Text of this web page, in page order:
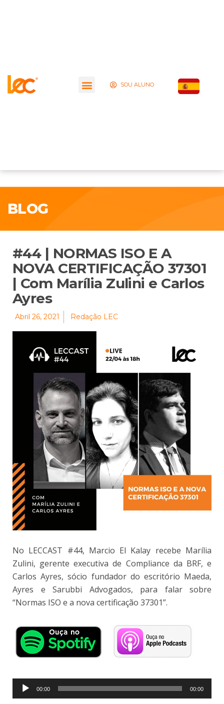
SOU ALUNO
BLOG
#44 | NORMAS ISO E A
NOVA CERTIFICAÇÃO 37301
| Com Marília Zulini e Carlos
Ayres
Abril 26, 2021 Redação LEC
No LECCAST #44, Marcio El Kalay recebe Marília
Zulini, gerente executiva de Compliance da BRF, e
Carlos Ayres, sócio fundador do escritório Maeda,
Ayres e Sarubbi Advogados, para falar sobre
“Normas ISO e a nova certificação 37301”.
Tocador
de
00:00 00:00